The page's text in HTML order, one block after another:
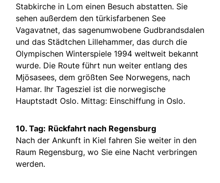
Stabkirche in Lom einen Besuch abstatten. Sie
sehen außerdem den türkisfarbenen See
Vagavatnet, das sagenumwobene Gudbrandsdalen
und das Städtchen Lillehammer, das durch die
Olympischen Winterspiele 1994 weltweit bekannt
wurde. Die Route führt nun weiter entlang des
Mjösasees, dem größten See Norwegens, nach
Hamar. Ihr Tagesziel ist die norwegische
Hauptstadt Oslo. Mittag: Einschiffung in Oslo.
10. Tag: Rückfahrt nach Regensburg
Nach der Ankunft in Kiel fahren Sie weiter in den
Raum Regensburg, wo Sie eine Nacht verbringen
werden.